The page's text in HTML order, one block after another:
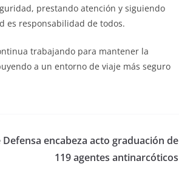
prestando atención y siguiendo
es responsabilidad de todos.
trabajando para mantener la
a un entorno de viaje más seguro
encabeza acto graduación de
119 agentes antinarcóticos